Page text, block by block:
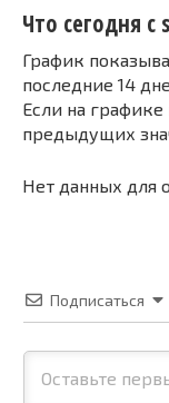
Что сегодня с
График
последние 14
Если на
предыдущих
Нет данных для
Подписаться